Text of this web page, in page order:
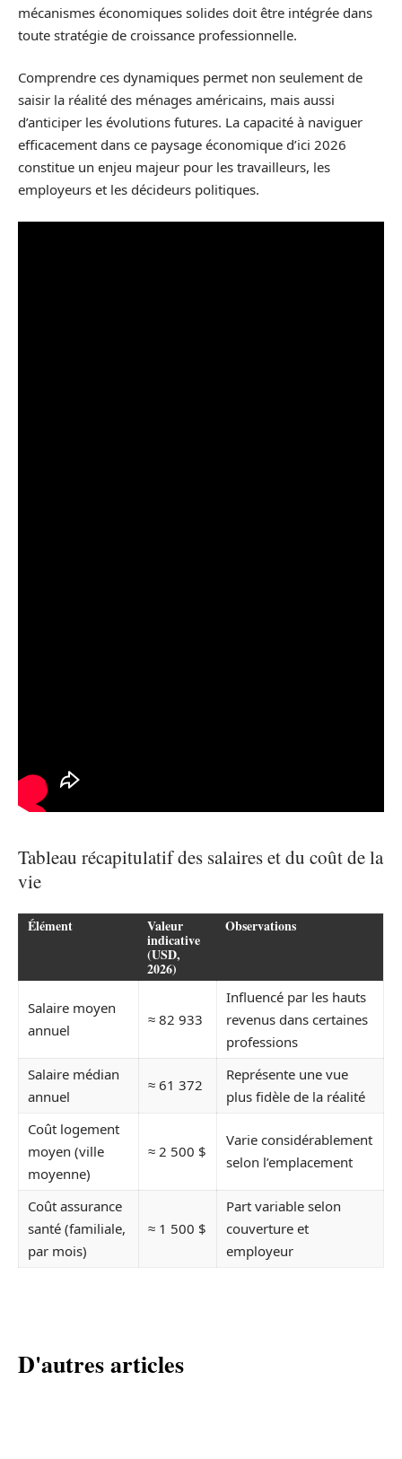
mécanismes économiques solides doit être intégrée dans
toute stratégie de croissance professionnelle.
Comprendre ces dynamiques permet non seulement de
saisir la réalité des ménages américains, mais aussi
d’anticiper les évolutions futures. La capacité à naviguer
efficacement dans ce paysage économique d’ici 2026
constitue un enjeu majeur pour les travailleurs, les
employeurs et les décideurs politiques.
Tableau récapitulatif des salaires et du coût de la
vie
Élément Valeur
indicative
(USD,
2026)
Observations
Salaire moyen
annuel
≈ 82 933
Influencé par les hauts
revenus dans certaines
professions
Salaire médian
annuel
≈ 61 372
Représente une vue
plus fidèle de la réalité
Coût logement
moyen (ville
moyenne)
≈ 2 500 $
Varie considérablement
selon l’emplacement
Coût assurance
santé (familiale,
par mois)
≈ 1 500 $
Part variable selon
couverture et
employeur
D'autres articles